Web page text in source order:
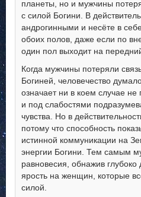
планеты, но и мужчины
с силой Богини. В
андрогинными и несёте в
обоих полов, даже если по
один пол выходит на
Когда мужчины потеряли
Богиней, человечество
означает ни в коем случае не
и под слабостями
чувства. Но в
потому что способность
истинной коммуникации на
энергии Богини. Тем самым
равновесия, обнажив
ярость на женщин, которые
силой.